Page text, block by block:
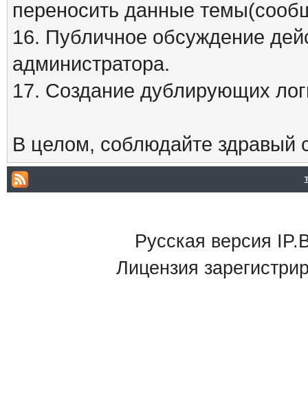
переносить данные
16. Публичное обсуждение
администратора.
17. Создание дублирующих
В целом, соблюдайте здравый
Русская версия
Лицензия